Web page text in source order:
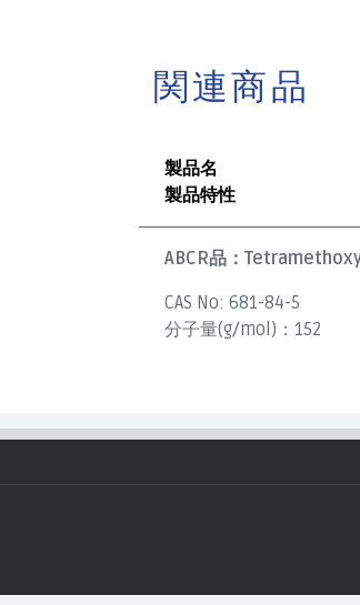
関連商品
製品名
製品特性
ABCR品：
CAS No: 681-84-5
分子量(g/mol)： 152